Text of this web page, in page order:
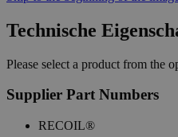
Technische
Please select a product from the
Supplier Part Numbers
RECOIL®